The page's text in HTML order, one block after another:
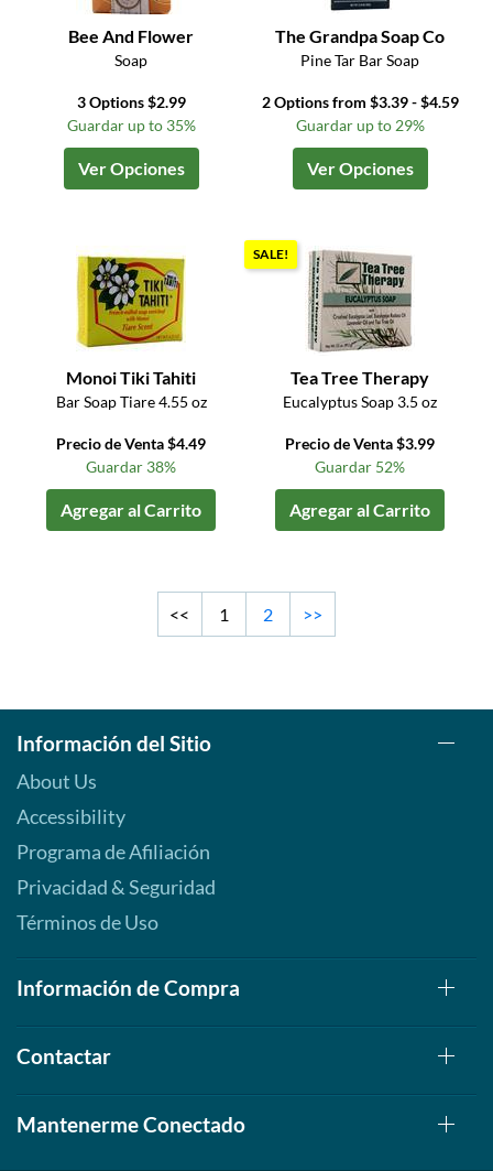
Bee And Flower
Soap
3 Options $2.99
Guardar up to 35%
Ver Opciones
The Grandpa Soap Co
Pine Tar Bar Soap
2 Options from $3.39 - $4.59
Guardar up to 29%
Ver Opciones
Monoi Tiki Tahiti
Bar Soap Tiare 4.55 oz
Precio de Venta $4.49
Guardar 38%
Agregar al Carrito
SALE!
Tea Tree Therapy
Eucalyptus Soap 3.5 oz
Precio de Venta $3.99
Guardar 52%
Agregar al Carrito
<< 1 2 >>
Información del Sitio
About Us
Accessibility
Programa de Afiliación
Privacidad & Seguridad
Términos de Uso
Información de Compra
Contactar
Mantenerme Conectado